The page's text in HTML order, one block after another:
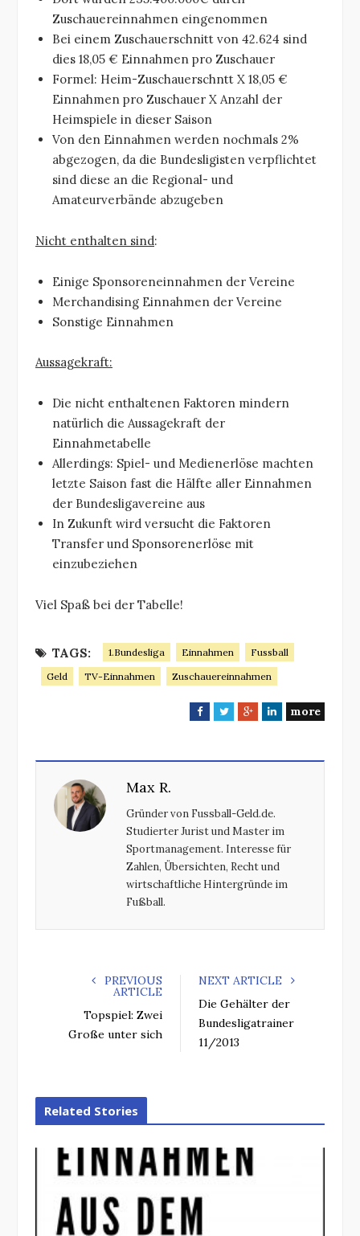
Zuschauereinnahmen eingenommen
Bei einem Zuschauerschnitt von 42.624 sind
dies 18,05 € Einnahmen pro Zuschauer
Formel: Heim-Zuschauerschntt X 18,05 €
Einnahmen pro Zuschauer X Anzahl der
Heimspiele in dieser Saison
Von den Einnahmen werden nochmals 2%
abgezogen, da die Bundesligisten verpflichtet
sind diese an die Regional- und
Amateurverbände abzugeben
Nicht enthalten sind:
Einige Sponsoreneinnahmen der Vereine
Merchandising Einnahmen der Vereine
Sonstige Einnahmen
Aussagekraft:
Die nicht enthaltenen Faktoren mindern
natürlich die Aussagekraft der
Einnahmetabelle
Allerdings: Spiel- und Medienerlöse machten
letzte Saison fast die Hälfte aller Einnahmen
der Bundesligavereine aus
In Zukunft wird versucht die Faktoren
Transfer und Sponsorenerlöse mit
einzubeziehen
Viel Spaß bei der Tabelle!
TAGS: 1.Bundesliga Einnahmen
Fussball
Geld
TV-Einnahmen Zuschauereinnahmen
F
T
G
L
more
Max R.
Gründer von Fussball-Geld.de.
Studierter Jurist und Master im
Sportmanagement. Interesse für
Zahlen, Übersichten, Recht und
wirtschaftliche Hintergründe im
Fußball.
PREVIOUS
ARTICLE
Topspiel: Zwei
Große unter sich
NEXT ARTICLE
Die Gehälter der
Bundesligatrainer
11/2013
Related Stories